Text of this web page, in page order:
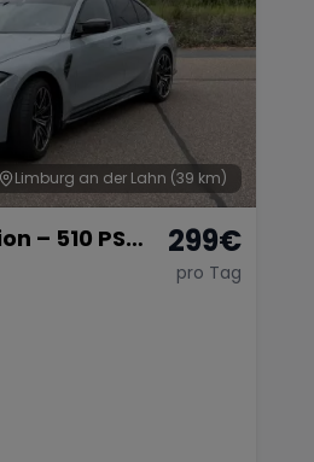
Limburg an der Lahn (39 km)
– 510 PS
299€
pro Tag